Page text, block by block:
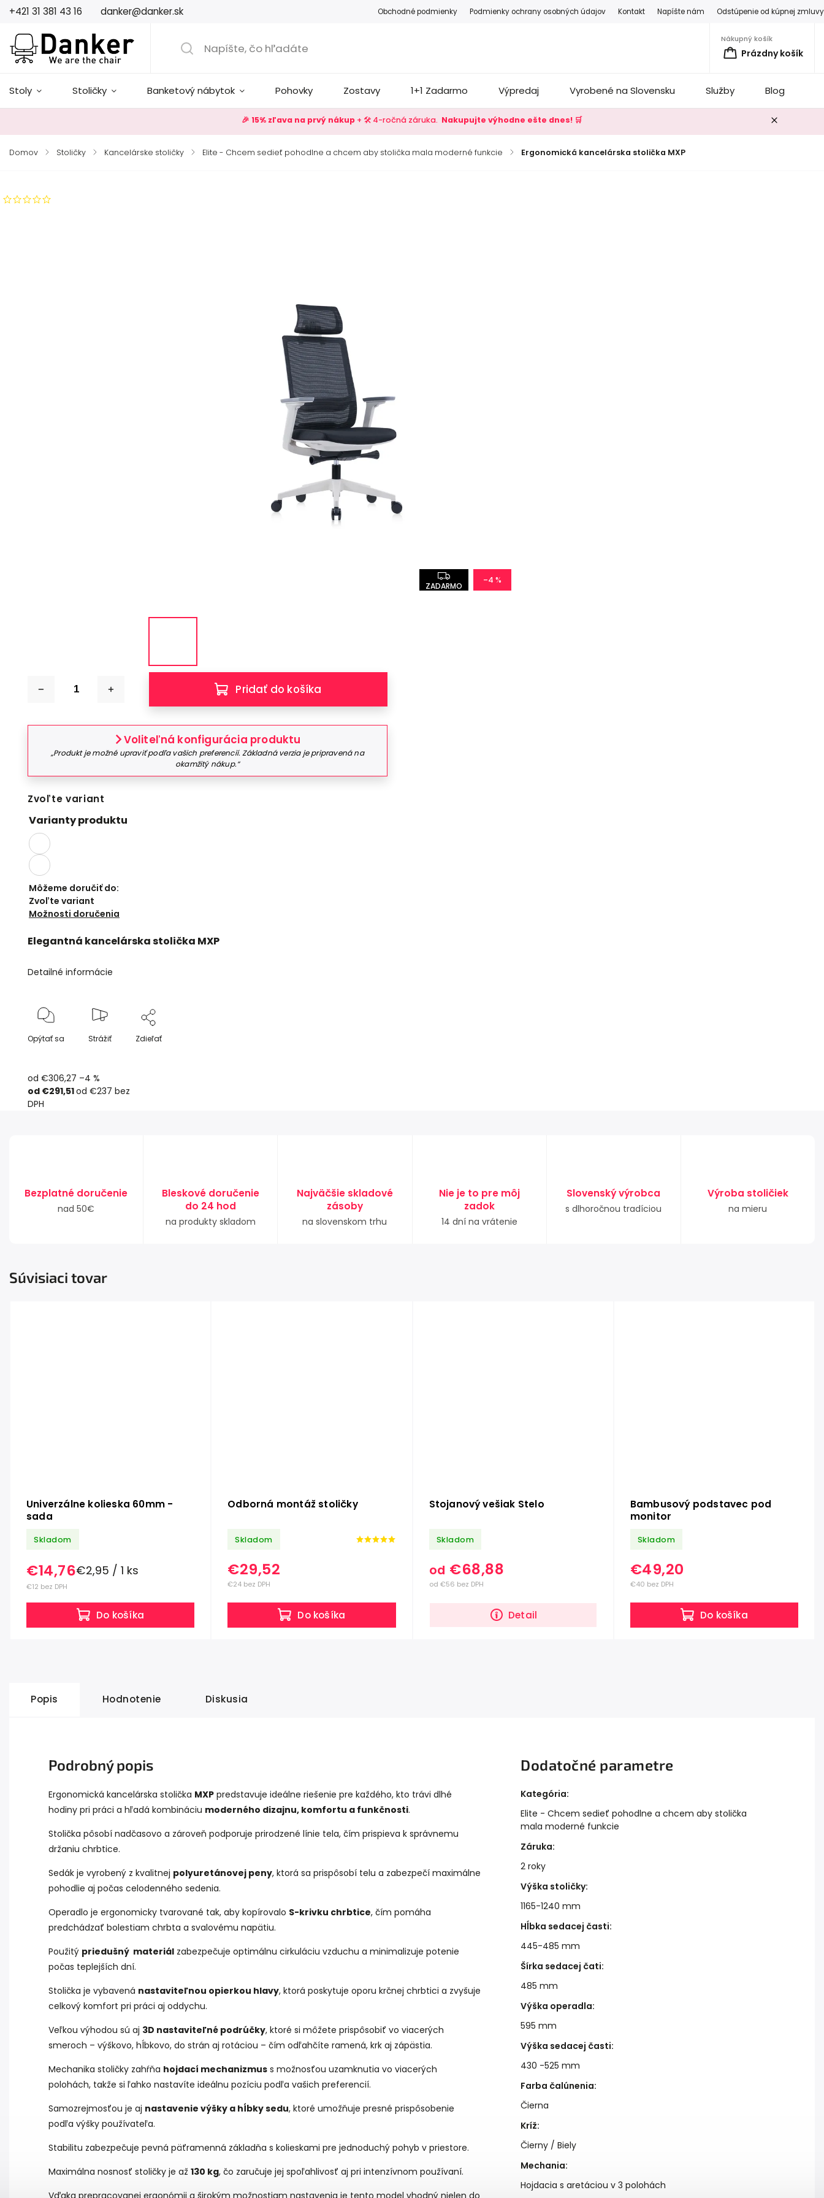
+421 31 381 43 16 danker@danker.sk Obchodné podmienky Podmienky ochrany osobných údajov Kontakt Napíšte nám Odstúpenie od kúpnej zmluvy
Nákupný košík
Prázdny košík
Stoly Stoličky Banketový nábytok Pohovky Zostavy 1+1 Zadarmo Výpredaj Vyrobené na Slovensku Služby Blog
🎉 15% zľava na prvý nákup + 🛠️ 4-ročná záruka. Nakupujte výhodne ešte dnes! 🛒
Domov / Stoličky / Kancelárske stoličky / Elite - Chcem sedieť pohodlne a chcem aby stolička mala moderné funkcie / Ergonomická kancelárska stolička MXP
ZADARMO
–4 %
od €306,27 –4 %
od €291,51od€237 bez
DPH
Zvoľte variant
Varianty produktu
Môžeme doručiť do:
Zvoľte variant
Možnosti doručenia
Voliteľná konfigurácia produktu
„Produkt je možné upraviť podľa vašich preferencií. Základná verzia je pripravená na
okamžitý nákup.“
Pridať do košíka
Elegantná kancelárska stolička MXP
Detailné informácie
Opýtať sa Strážiť Zdieľať
Bezplatné doručenie
nad 50€
Bleskové doručenie
do 24 hod
na produkty skladom
Najväčšie skladové
zásoby
na slovenskom trhu
Nie je to pre môj
zadok
14 dní na vrátenie
Slovenský výrobca
s dlhoročnou tradíciou
Výroba stoličiek
na mieru
Súvisiaci tovar
Univerzálne kolieska 60mm -
sada
Skladom
€12 bez DPH
€14,76€2,95 / 1 ks
Do košíka
Odborná montáž stoličky
Skladom
€24 bez DPH
€29,52
Do košíka
Stojanový vešiak Stelo
Skladom
od €56 bez DPH
od €68,88
Detail
Bambusový podstavec pod
monitor
Skladom
€40 bez DPH
€49,20
Do košíka
Popis Hodnotenie Diskusia
Podrobný popis
Ergonomická kancelárska stolička MXP predstavuje ideálne riešenie pre každého, kto trávi dlhé
hodiny pri práci a hľadá kombináciu moderného dizajnu, komfortu a funkčnosti.
Stolička pôsobí nadčasovo a zároveň podporuje prirodzené línie tela, čím prispieva k správnemu
držaniu chrbtice.
Sedák je vyrobený z kvalitnej polyuretánovej peny, ktorá sa prispôsobí telu a zabezpečí maximálne
pohodlie aj počas celodenného sedenia.
Operadlo je ergonomicky tvarované tak, aby kopírovalo S-krivku chrbtice, čím pomáha
predchádzať bolestiam chrbta a svalovému napätiu.
Použitý priedušný materiál zabezpečuje optimálnu cirkuláciu vzduchu a minimalizuje potenie
počas teplejších dní.
Stolička je vybavená nastaviteľnou opierkou hlavy, ktorá poskytuje oporu krčnej chrbtici a zvyšuje
celkový komfort pri práci aj oddychu.
Veľkou výhodou sú aj 3D nastaviteľné podrúčky, ktoré si môžete prispôsobiť vo viacerých
smeroch – výškovo, hĺbkovo, do strán aj rotáciou – čím odľahčíte ramená, krk aj zápästia.
Mechanika stoličky zahŕňa hojdací mechanizmus s možnosťou uzamknutia vo viacerých
polohách, takže si ľahko nastavíte ideálnu pozíciu podľa vašich preferencií.
Samozrejmosťou je aj nastavenie výšky a hĺbky sedu, ktoré umožňuje presné prispôsobenie
podľa výšky používateľa.
Stabilitu zabezpečuje pevná päťramenná základňa s kolieskami pre jednoduchý pohyb v priestore.
Maximálna nosnosť stoličky je až 130 kg, čo zaručuje jej spoľahlivosť aj pri intenzívnom používaní.
Dodatočné parametre
Kategória:
Elite - Chcem sedieť pohodlne a chcem aby stolička
mala moderné funkcie
Záruka:
2 roky
Výška stoličky:
1165-1240 mm
Hĺbka sedacej časti:
445-485 mm
Šírka sedacej čati:
485 mm
Výška operadla:
595 mm
Výška sedacej časti:
430 -525 mm
Farba čalúnenia:
Čierna
Kríž:
Čierny / Biely
Mechania:
Hojdacia s aretáciou v 3 polohách